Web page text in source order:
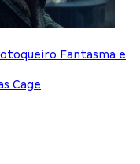
Fantasma e
Cage